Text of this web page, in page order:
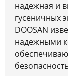
надежная и
гусеничных
DOOSAN
надежными